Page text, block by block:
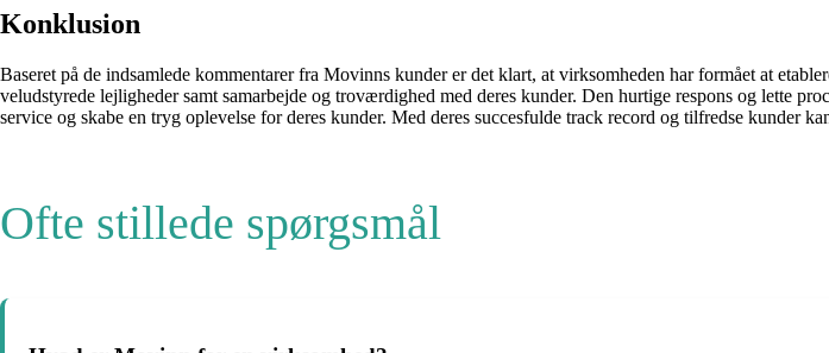
Konklusion
Baseret på de indsamlede kommentarer fra Movinns kunder er det klart, at virksomheden har formået at
veludstyrede lejligheder samt samarbejde og troværdighed med deres kunder. Den hurtige respons og lette
service og skabe en tryg oplevelse for deres kunder. Med deres succesfulde track record og tilfredse kunder
Ofte stillede spørgsmål